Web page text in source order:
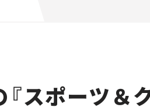
スポーツ＆